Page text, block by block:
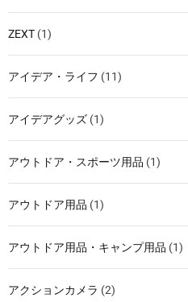
ZEXT (1)
アイデア・ライフ (11)
アイデアグッズ (1)
アウトドア・スポーツ用品 (1)
アウトドア用品 (1)
アウトドア用品・キャンプ用品 (1)
アクションカメラ (2)